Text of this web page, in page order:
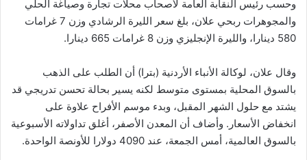
وحسب رئيس النقابة العامة لأصحاب محلات تجارة وصياغة الحلي
والمجوهرات ربحي علان، بلغ سعر الليرة الرشادي وزن 7 غرامات
580 دينارا، والليرة الإنجليزي وزن 8 غرامات 665 دينارا.
وقال علان، لوكالة الأنباء الأردنية (بترا) أن الطلب على الذهب
بالسوق المحلية بمستوى متوسط لكنه يسير بحالة تحسن تدريجي قد
يشتد مع حلول الشهر المقبل، وبدء موسم الأفراح علاوة على
انخفاض الأسعار. وأضاف أن المعدن الأصفر، أغلق تداولاته الأسبوعية
بالسوق العالمية، أمس الجمعة، عند 4090 دولارا للأونصة الواحدة.